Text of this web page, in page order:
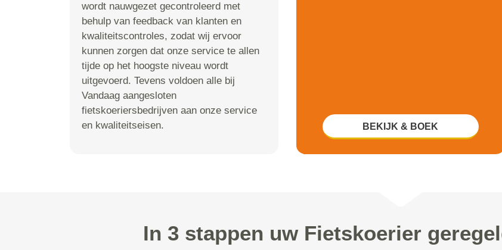
wordt nauwgezet gecontroleerd met
behulp van feedback van klanten en
kwaliteitscontroles, zodat wij ervoor
kunnen zorgen dat onze service te allen
tijde op het hoogste niveau wordt
uitgevoerd. Tevens voldoen alle bij
Vandaag aangesloten
fietskoeriersbedrijven aan onze service
en kwaliteitseisen.
BEKIJK & BOEK
In 3 stappen uw Fietskoerier